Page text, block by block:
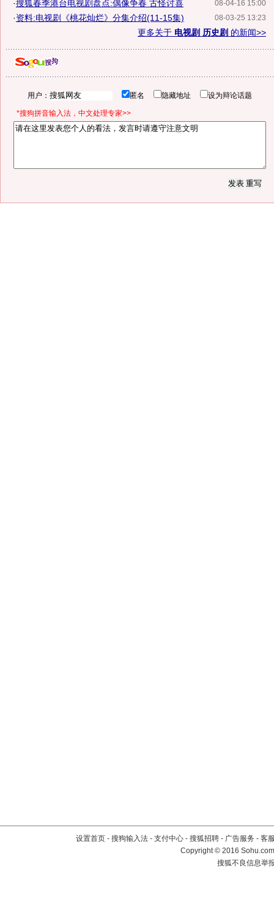
08-04-16 15:00
·搜狐春季港台电视剧盘点:偶像争春 古怪讨喜
08-03-25 13:23
·资料:电视剧《桃花灿烂》分集介绍(11-15集)
更多关于 电视剧 历史剧 的新闻>>
用户： 匿名 隐藏地址 设为辩论话题
*搜狗拼音输入法，中文处理专家>>
设置首页 - 搜狗输入法 - 支付中心 - 搜狐招聘 - 广告服务 - 客
Copyright©2016
搜狐不良信息举